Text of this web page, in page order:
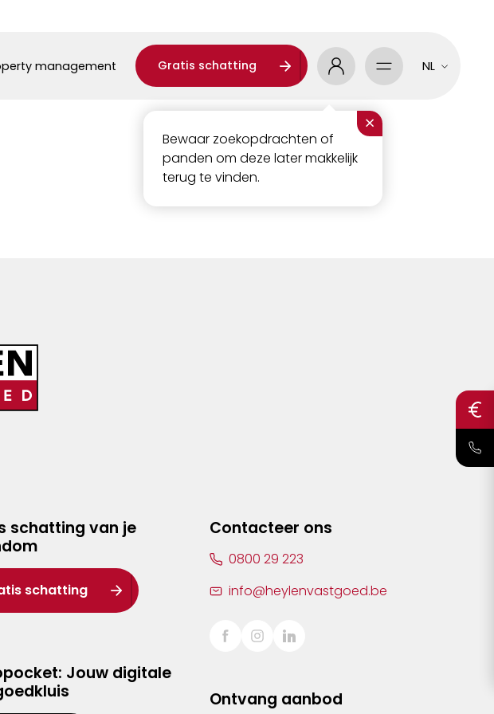
management Gratis schatting
×
Bewaar zoekopdrachten of
panden om deze later makkelijk
terug te vinden.
NL
schatting van je
schatting
Jouw digitale
Contacteer ons
0800 29 223
info@heylenvastgoed.be
Ontvang aanbod